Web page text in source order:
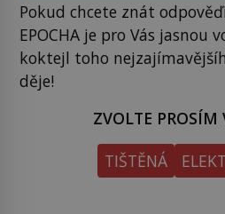
Pokud chcete znát
EPOCHA je pro Vás jasnou
koktejl toho
děje!
ZVOLTE PROSÍM
TIŠTĚNÁ